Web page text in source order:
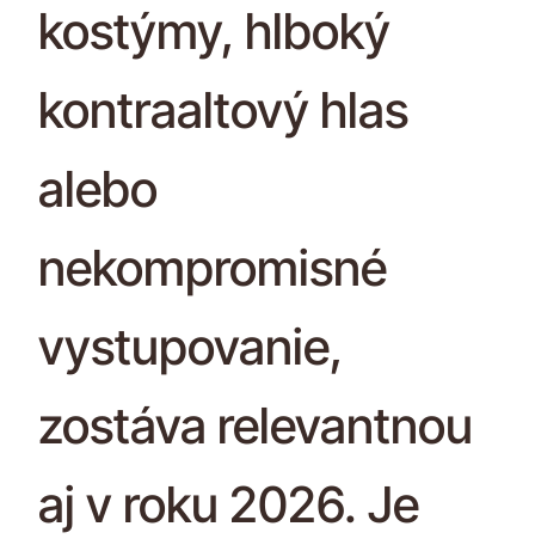
kostýmy, hlboký
kontraaltový hlas
alebo
nekompromisné
vystupovanie,
zostáva relevantnou
aj v roku 2026. Je